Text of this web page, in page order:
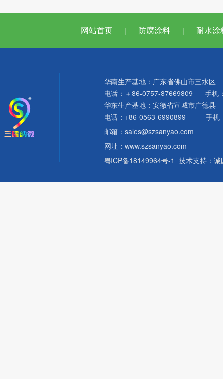
网站首页 | 防腐涂料 | 耐水涂
华南生产基地：广东省佛山市三水区
电话： ＋86-0757-87669809 手机
华东生产基地：安徽省宣城市广德县
电话：+86-0563-6990899 手机
邮箱：sales@szsanyao.com
网址：www.szsanyao.com
粤ICP备18149964号-1 技术支持： 诚